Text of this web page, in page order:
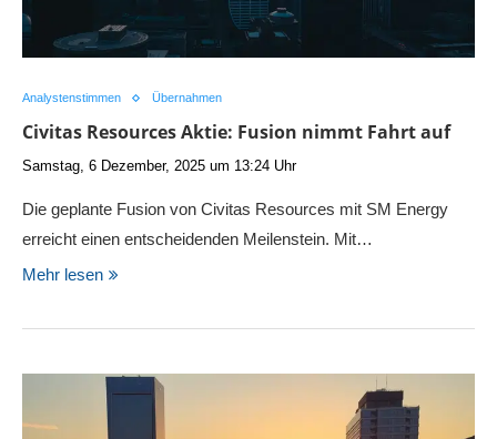
Analystenstimmen Übernahmen
Civitas Resources Aktie: Fusion nimmt Fahrt auf
Samstag, 6 Dezember, 2025 um 13:24 Uhr
Die geplante Fusion von Civitas Resources mit SM Energy
erreicht einen entscheidenden Meilenstein. Mit…
Mehr lesen